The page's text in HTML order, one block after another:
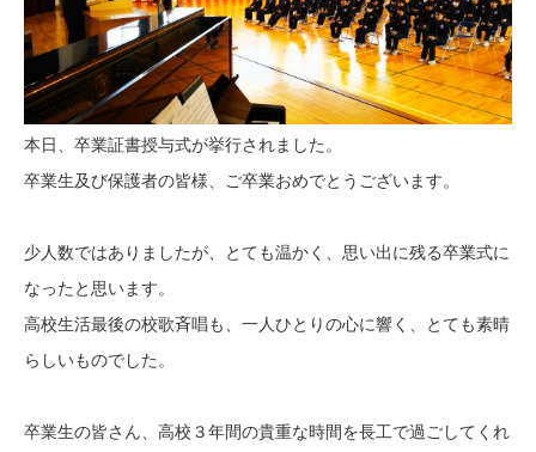
本日、卒業証書授与式が挙行されました。
卒業生及び保護者の皆様、ご卒業おめでとうございます。
少人数ではありましたが、とても温かく、思い出に残る卒業式に
なったと思います。
高校生活最後の校歌斉唱も、一人ひとりの心に響く、とても素晴
らしいものでした。
卒業生の皆さん、高校３年間の貴重な時間を長工で過ごしてくれ